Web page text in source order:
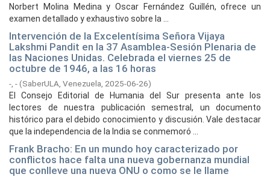
Norbert Molina Medina y Oscar Fernández Guillén, ofrece un
examen detallado y exhaustivo sobre la ...
Intervención de la Excelentísima Señora Vijaya
Lakshmi Pandit en la 37 Asamblea-Sesión Plenaria de
las Naciones Unidas. Celebrada el viernes 25 de
octubre de 1946, a las 16 horas
-, -(SaberULA, Venezuela, 2025-06-26)
El Consejo Editorial de Humania del Sur presenta ante los
lectores de nuestra publicación semestral, un documento
histórico para el debido conocimiento y discusión. Vale destacar
que la independencia de la India se conmemoró ...
Frank Bracho: En un mundo hoy caracterizado por
conflictos hace falta una nueva gobernanza mundial
que conlleve una nueva ONU o como se le llame